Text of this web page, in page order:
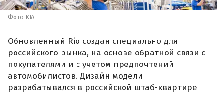
Фото KIA
Обновленный Rio создан специально для
российского рынка, на основе обратной связи с
покупателями и с учетом предпочтений
автомобилистов. Дизайн модели
разрабатывался в российской штаб-квартире